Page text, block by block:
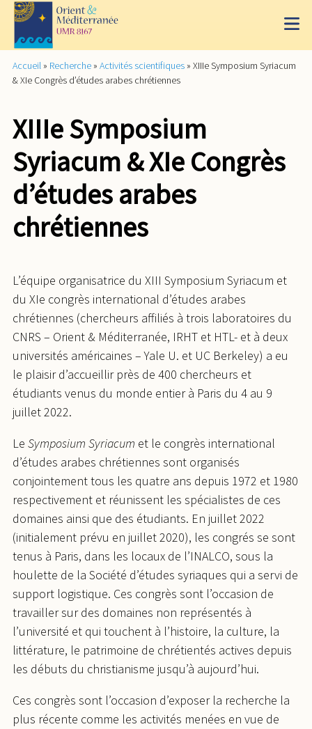
Accueil » Recherche » Activités scientifiques » XIIIe Symposium Syriacum
& XIe Congrès d’études arabes chrétiennes
XIIIe Symposium
Syriacum & XIe Congrès
d’études arabes
chrétiennes
L’équipe organisatrice du XIII Symposium Syriacum et
du XIe congrès international d’études arabes
chrétiennes (chercheurs affiliés à trois laboratoires du
CNRS – Orient & Méditerranée, IRHT et HTL- et à deux
universités américaines – Yale U. et UC Berkeley) a eu
le plaisir d’accueillir près de 400 chercheurs et
étudiants venus du monde entier à Paris du 4 au 9
juillet 2022.
Le Symposium Syriacum et le congrès international
d’études arabes chrétiennes sont organisés
conjointement tous les quatre ans depuis 1972 et 1980
respectivement et réunissent les spécialistes de ces
domaines ainsi que des étudiants. En juillet 2022
(initialement prévu en juillet 2020), les congrés se sont
tenus à Paris, dans les locaux de l’INALCO, sous la
houlette de la Société d’études syriaques qui a servi de
support logistique. Ces congrès sont l’occasion de
travailler sur des domaines non représentés à
l’université et qui touchent à l’histoire, la culture, la
littérature, le patrimoine de chrétientés actives depuis
les débuts du christianisme jusqu’à aujourd’hui.
Ces congrès sont l’occasion d’exposer la recherche la
plus récente comme les activités menées en vue de